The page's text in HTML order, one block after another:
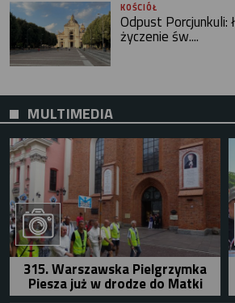
KOŚCIÓŁ
Odpust Porcjunkuli:
życzenie św....
MULTIMEDIA
315. Warszawska Pielgrzymka
Piesza już w drodze do Matki